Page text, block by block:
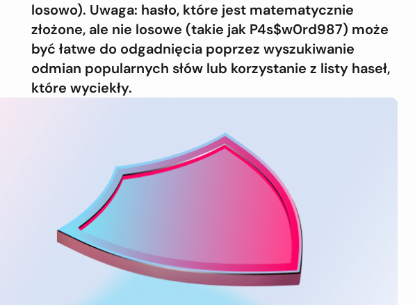
losowo). Uwaga: hasło, które jest matematycznie
złożone, ale nie losowe (takie jak P4s$w0rd987) może
być łatwe do odgadnięcia poprzez wyszukiwanie
odmian popularnych słów lub korzystanie z listy haseł,
które wyciekły.